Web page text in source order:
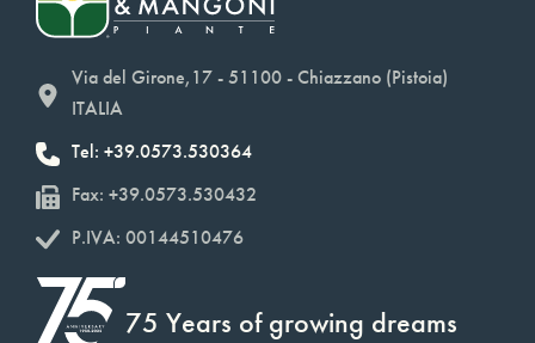
Via del Girone,17 - 51100 - Chiazzano (Pistoia)
ITALIA
Tel: +39.0573.530364
Fax: +39.0573.530432
P.IVA: 00144510476
75 Years of growing dreams